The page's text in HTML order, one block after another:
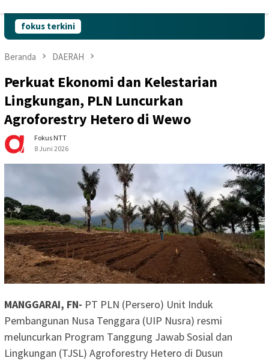
fokus terkini
Beranda DAERAH
Perkuat Ekonomi dan Kelestarian
Lingkungan, PLN Luncurkan
Agroforestry Hetero di Wewo
Fokus NTT
8 Juni 2026
MANGGARAI, FN- PT PLN (Persero) Unit Induk
Pembangunan Nusa Tenggara (UIP Nusra) resmi
meluncurkan Program Tanggung Jawab Sosial dan
Lingkungan (TJSL) Agroforestry Hetero di Dusun